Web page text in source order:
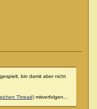
bin damit aber nicht
Thread)mitverfolgen...